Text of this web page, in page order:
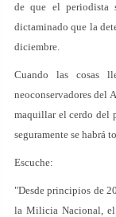
de que el periodista
dictaminado que la
diciembre.
Cuando las cosas
neoconservadores del
maquillar el cerdo del
seguramente se habrá
Escuche:
"Desde principios de
la Milicia Nacional, el